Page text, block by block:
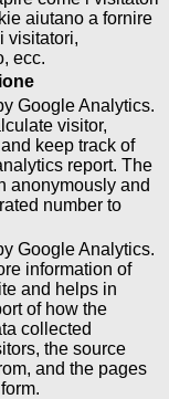
aiutano a fornire
visitatori,
ecc.
Google Analytics.
visitor,
keep track of
report. The
anonymously and
number to
Google Analytics.
information of
and helps in
of how the
collected
the source
and the pages